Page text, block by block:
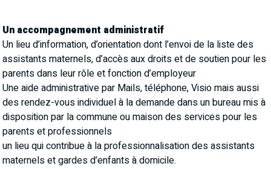
Un accompagnement administratif
Un lieu d’information, d’orientation dont l’envoi de la liste des
assistants maternels, d’accès aux droits et de soutien pour les
parents dans leur rôle et fonction d’employeur
Une aide administrative par Mails, téléphone, Visio mais aussi
des rendez-vous individuel à la demande dans un bureau mis à
disposition par la commune ou maison des services pour les
parents et professionnels
un lieu qui contribue à la professionnalisation des assistants
maternels et gardes d’enfants à domicile.